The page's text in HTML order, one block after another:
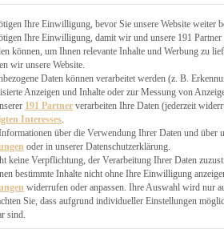
KÄSEKUCHEN
Ihre Einwilligung, bevor Sie unsere Website weiter
Ihre Einwilligung, damit wir und unsere 191 Partner
können, um Ihnen relevante Inhalte und Werbung zu
wir unsere Website.
Daten können verarbeitet werden (z. B.
Anzeigen und Inhalte oder zur Messung von
191 Partner verarbeiten Ihre Daten (jederzeit
Interesses.
über die Verwendung Ihrer Daten und über
oder in unserer Datenschutzerklärung.
keine Verpflichtung, der Verarbeitung Ihrer Daten
bestimmte Inhalte nicht ohne Ihre Einwilligung
widerrufen oder anpassen. Ihre Auswahl wird nur
Sie, dass aufgrund individueller Einstellungen
sind.